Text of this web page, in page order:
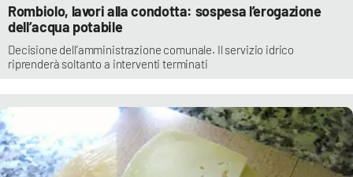
Rombiolo, lavori alla condotta: sospesa l’erogazione
dell’acqua potabile
Decisione dell’amministrazione comunale. Il servizio idrico
riprenderà soltanto a interventi terminati